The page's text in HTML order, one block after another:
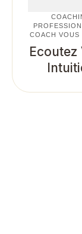
COACH VOUS
Ecoutez